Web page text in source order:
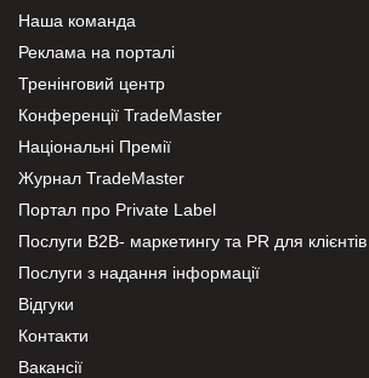
Наша команда
Реклама на порталі
Тренінговий центр
Конференції TradeMaster
Національні Премії
Журнал TradeMaster
Портал про Private Label
Послуги В2В- маркетингу та PR для клієнтів
Послуги з надання інформації
Відгуки
Контакти
Вакансії